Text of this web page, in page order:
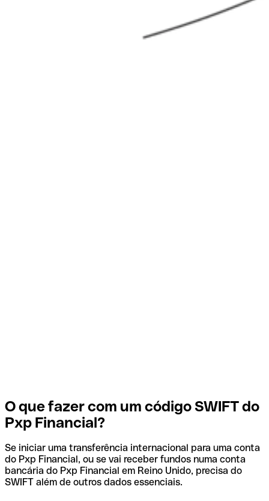
O que fazer com um código SWIFT do
Pxp Financial?
Se iniciar uma transferência internacional para uma conta
do Pxp Financial, ou se vai receber fundos numa conta
bancária do Pxp Financial em Reino Unido, precisa do
SWIFT além de outros dados essenciais.